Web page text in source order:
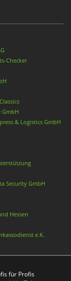
Checker
GmbH
& Logistics GmbH
Security GmbH
Hessen
e.K.
für Profis